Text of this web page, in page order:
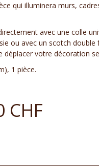
qui illuminera murs,
avec une colle
ou avec un scotch double
déplacer votre décoration
1 pièce.
CHF